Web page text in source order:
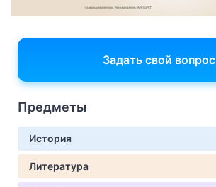
Задать свой вопрос
Предметы
История
Литература